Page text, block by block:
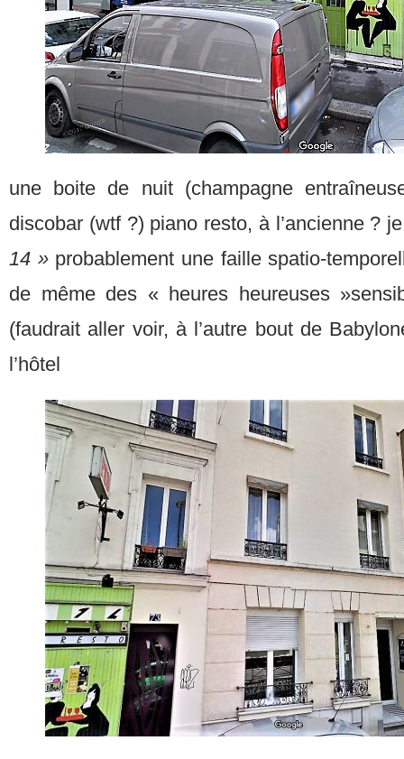
une boite de nuit (champagne
discobar (wtf ?) piano resto, à l’ancienne ?
14 » probablement une faille spatio-
de même des « heures heureuses
(faudrait aller voir, à l’autre bout de
l’hôtel